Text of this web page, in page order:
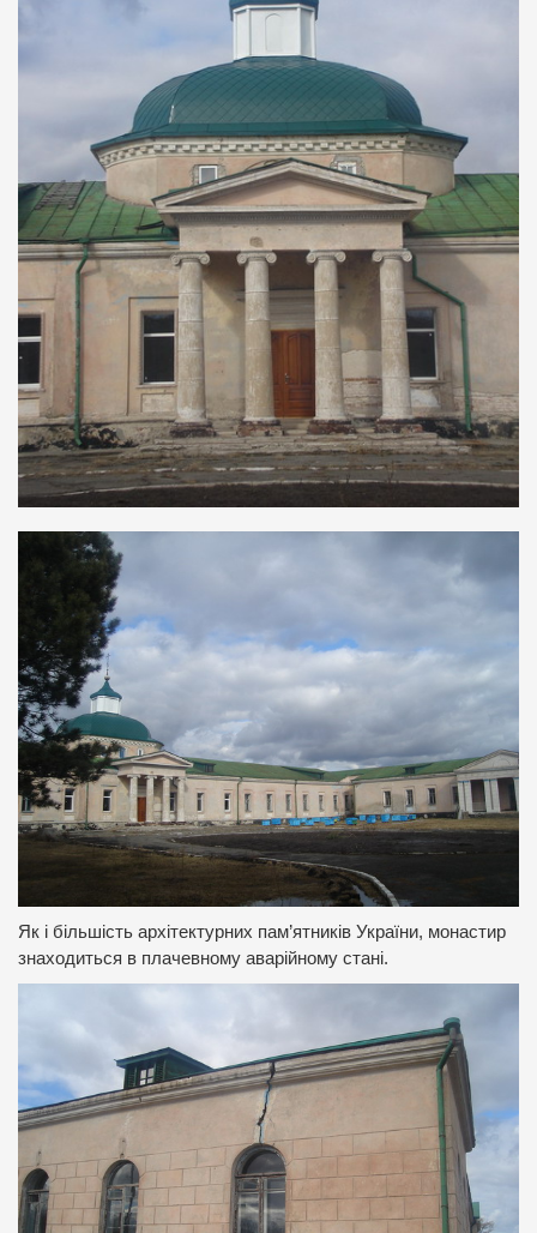
Як і більшість архітектурних пам’ятників України, монастир
знаходиться в плачевному аварійному стані.